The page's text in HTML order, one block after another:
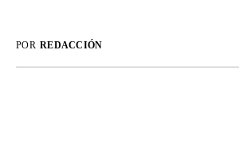
POR REDACCIÓN